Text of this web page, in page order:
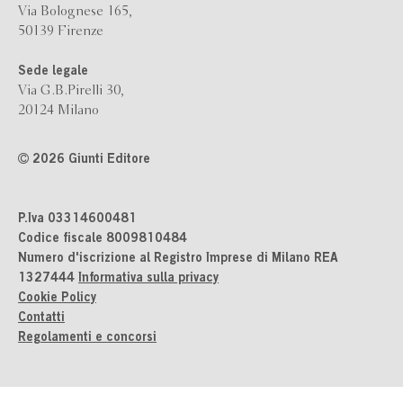
Via Bolognese 165,
50139 Firenze
Sede legale
Via G.B.Pirelli 30,
20124 Milano
2026 Giunti Editore
P.Iva 03314600481
Codice fiscale 8009810484
Numero d'iscrizione al Registro Imprese di Milano REA
1327444 Informativa sulla privacy
Cookie Policy
Contatti
Regolamenti e concorsi